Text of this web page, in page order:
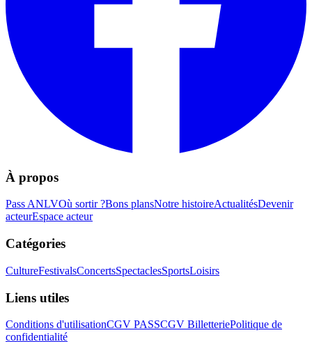
À propos
Pass ANLVOù sortir ?Bons plansNotre histoireActualitésDevenir
acteurEspace acteur
Catégories
CultureFestivalsConcertsSpectaclesSportsLoisirs
Liens utiles
Conditions d'utilisationCGV PASSCGV BilletteriePolitique de
confidentialité